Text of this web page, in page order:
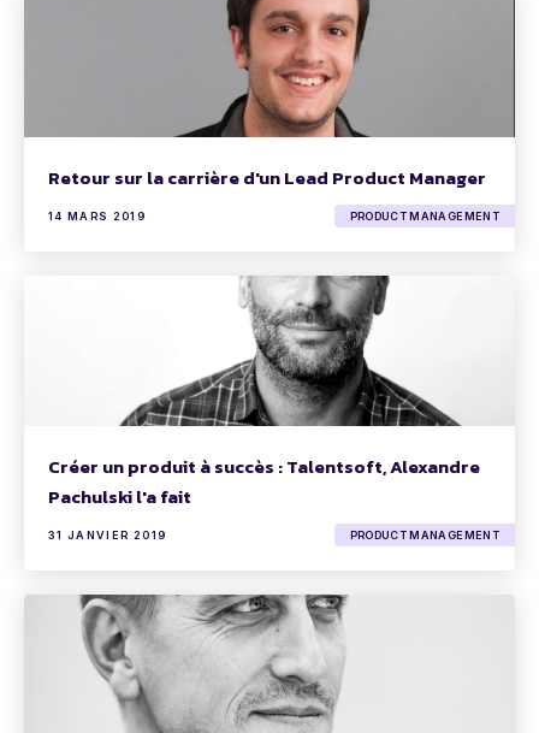
Retour sur la carrière d'un Lead Product Manager
14 MARS 2019 PRODUCT MANAGEMENT
Créer un produit à succès : Talentsoft, Alexandre
Pachulski l'a fait
31 JANVIER 2019 PRODUCT MANAGEMENT